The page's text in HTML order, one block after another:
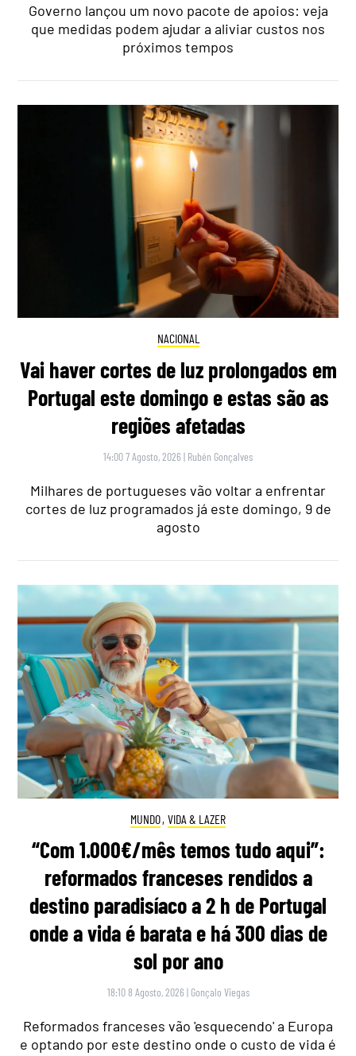
Governo lançou um novo pacote de apoios: veja
que medidas podem ajudar a aliviar custos nos
próximos tempos
NACIONAL
Vai haver cortes de luz prolongados em
Portugal este domingo e estas são as
regiões afetadas
14:00 7 Agosto, 2026 | Rubén Gonçalves
Milhares de portugueses vão voltar a enfrentar
cortes de luz programados já este domingo, 9 de
agosto
MUNDO, VIDA & LAZER
“Com 1.000€/mês temos tudo aqui”:
reformados franceses rendidos a
destino paradisíaco a 2 h de Portugal
onde a vida é barata e há 300 dias de
sol por ano
18:10 8 Agosto, 2026 | Gonçalo Viegas
Reformados franceses vão 'esquecendo' a Europa
e optando por este destino onde o custo de vida é